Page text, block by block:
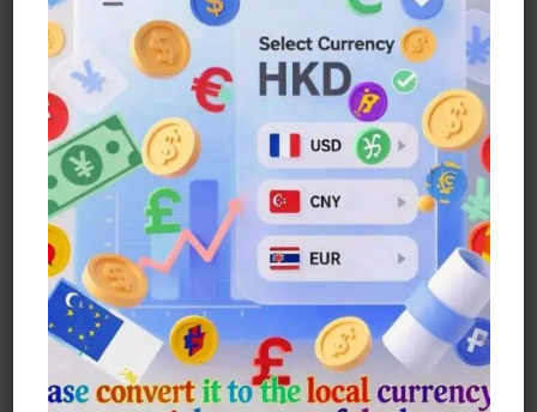
E
B
O
O
K
It
Te
R
Ai
L
A
Ts
A
P
E
S
S
E
N
G
E
R
Te
R
E
St
C
H
A
T
A
R
E
September
Flower
Chrysanthemum
Read More »
搜尋
搜尋
Recent Posts
異形Xenomorph 系列商品